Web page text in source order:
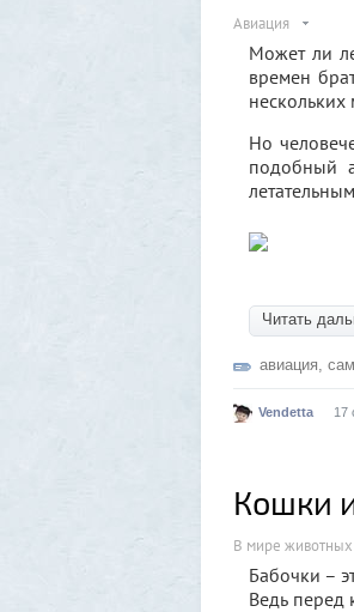
Авиация
Может ли
времен
нескольких
Но
подобный
Читать
авиация,
Vendetta 17
Кошки
В мире животных
Бабочки –
Ведь перед